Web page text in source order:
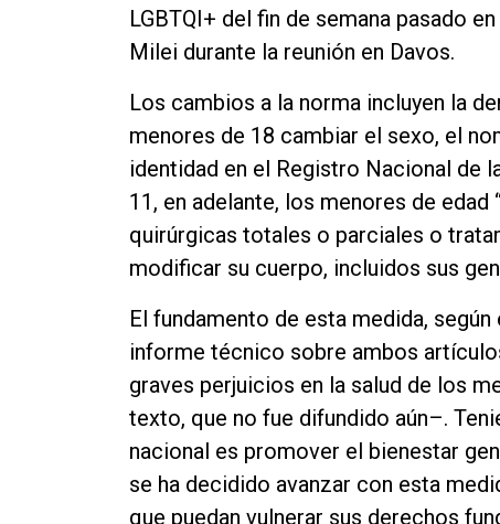
LGBTQI+ del fin de semana pasado
Milei durante la reunión en Davos.
Los cambios a la norma incluyen la
menores de 18 cambiar el sexo, el
identidad en el Registro Nacional de
11, en adelante, los menores de
quirúrgicas totales o parciales o
modificar su cuerpo, incluidos sus
El fundamento de esta medida,
informe técnico sobre ambos
graves perjuicios en la salud de los
texto, que no fue difundido aún–.
nacional es promover el bienestar
se ha decidido avanzar con esta
que puedan vulnerar sus derechos